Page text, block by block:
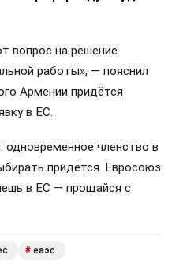
вопрос на решение
работы», — пояснил
Армении придётся
в ЕС.
одновременное членство в
придётся. Евросоюз
в ЕС — прощайся с
# еаэс